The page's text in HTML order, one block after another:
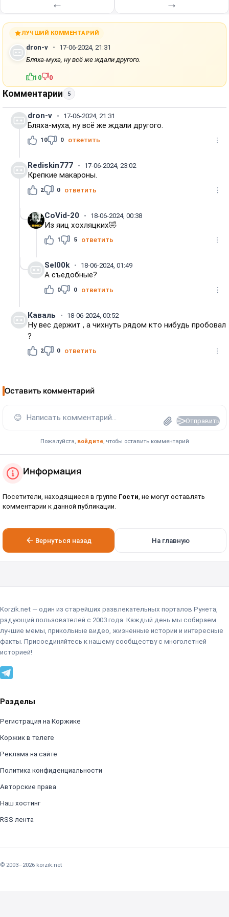
← →
ЛУЧШИЙ КОММЕНТАРИЙ
dron-v
17-06-2024, 21:31
Бляха-муха, ну всё же ждали другого.
10 0
Комментарии 5
dron-v 17-06-2024, 21:31
Бляха-муха, ну всё же ждали другого.
10 0 ответить
Rediskin777 17-06-2024, 23:02
Крепкие макароны.
2 0 ответить
CoVid-20 18-06-2024, 00:38
Из яиц хохляцких🤣
1 5 ответить
Sel00k 18-06-2024, 01:49
А съедобные?
0 0 ответить
Каваль 18-06-2024, 00:52
Ну вес держит , а чихнуть рядом кто нибудь пробовал
?
2 0 ответить
Оставить комментарий
😊 Написать комментарий... Отправить
Пожалуйста, войдите, чтобы оставить комментарий
Информация
Посетители, находящиеся в группе Гости, не могут оставлять
комментарии к данной публикации.
Вернуться назад На главную
Korzik.net — один из старейших развлекательных порталов Рунета,
радующий пользователей с 2003 года. Каждый день мы собираем
лучшие мемы, прикольные видео, жизненные истории и интересные
факты. Присоединяйтесь к нашему сообществу с многолетней
историей!
Разделы
Регистрация на Коржике
Коржик в телеге
Реклама на сайте
Политика конфиденциальности
Авторские права
Наш хостинг
RSS лента
© 2003–2026 korzik.net